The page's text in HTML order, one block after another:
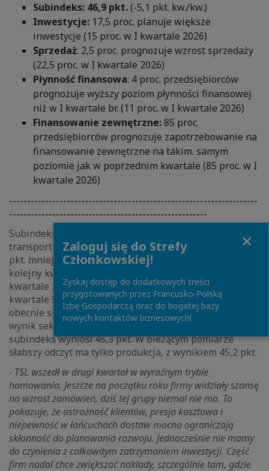
Subindeks: 46,9 pkt.(-5,1 pkt. kw./kw.)
Inwestycje: 17,5 proc. planuje większe
inwestycje (15 proc. w I kwartale 2026)
Sprzedaż: 2,5 proc. prognozuje wzrost sprzedaży
(22,5 proc. w I kwartale 2026)
Płynność finansowa: 4 proc. przedsiębiorców
prognozuje wyższy poziom płynności finansowej
niż w I kwartale br. (11 proc. w I kwartale 2026)
Finansowanie zewnętrzne:85 proc.
przedsiębiorców prognozuje zapotrzebowanie na
finansowanie zewnętrzne na takim. samym
poziomie jak w poprzednim kwartale (85 proc. w I
kwartale 2026)
---------------------------------------------------------------------
-------------------------------------------------------
Subindeks Barometru EFL na II kwartał br. dla branży
transportu, spedycji i logistyki wyniósł 46,9 pkt., o 5,1
pkt. mniej niż w I kwartale 2026 roku. To już trzeci
kolejny kwartał spadku nastrojów w TSL. W III
kwartale 2025 roku wskaźnik wynosił 54,4 pkt., w IV
kwartale 53,3 pkt., na początku 2026 roku 52 pkt., a
obecnie spadł poniżej progu 50 pkt. Ostatni niższy
wynik sektor odnotował w IV kwartale 2020 roku, kiedy
subindeks wyniósł 45,3 pkt. W bieżącym pomiarze
słabszy odczyt ma tylko produkcja, z wynikiem 45,2 pkt.
- TSL wszedł w drugi kwartał w wyraźnym trybie
hamowania. Jeszcze na początku roku firmy widziały szansę
na wzrost zamówień, dziś tej grupy niemal nie ma. To
pokazuje, że ostrożność klientów, presja kosztowa i
niepewność w łańcuchach dostaw mocno ograniczają
skłonność do planowania rozwoju. Jednocześnie nie mamy
do czynienia z całkowitym zatrzymaniem inwestycji. Część
firm nadal chce zwiększać nakłady, szczególnie tam, gdzie
Zaloguj się do Strefy
Członkowskiej!
Zyskaj dostęp do dodatkowych treści
przygotowanych przez Francusko-Polską
Izbę Gospodarczą oraz do bogatej bazy
nowych kontaktów biznesowych!